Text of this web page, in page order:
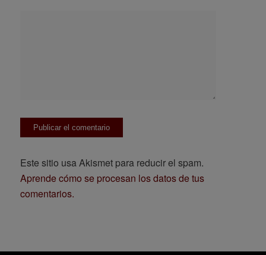
Este sitio usa Akismet para reducir el spam.
Aprende cómo se procesan los datos de tus
comentarios.